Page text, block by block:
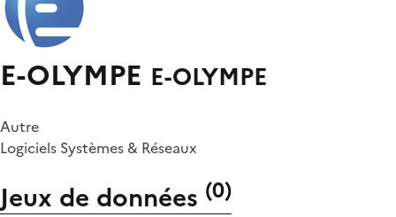
E-OLYMPE E-OLYMPE
Autre
Logiciels Systèmes & Réseaux
Jeux de données (0)